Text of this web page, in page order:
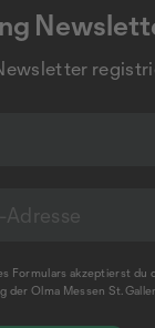
Formulars akzeptierst du
der Olma Messen